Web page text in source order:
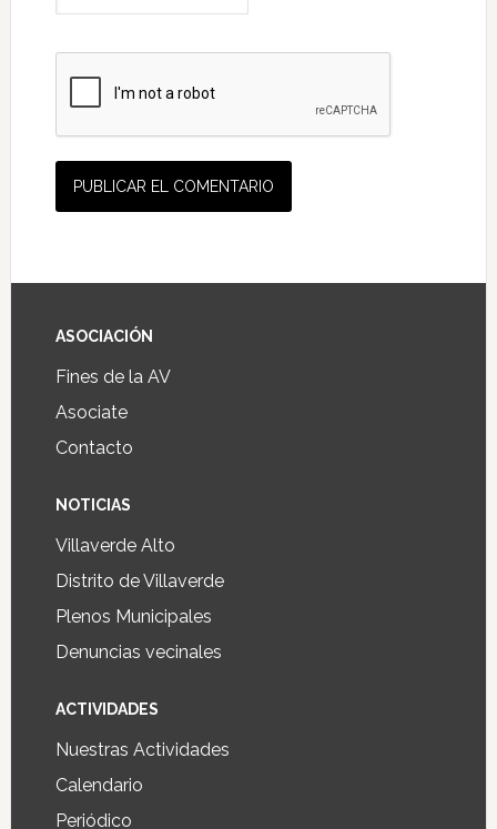
ASOCIACIÓN
Fines de la AV
Asociate
Contacto
NOTICIAS
Villaverde Alto
Distrito de Villaverde
Plenos Municipales
Denuncias vecinales
ACTIVIDADES
Nuestras Actividades
Calendario
Periódico